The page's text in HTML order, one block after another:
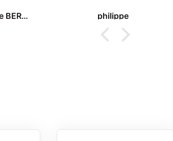
Marie-Claude BERNARD philippe